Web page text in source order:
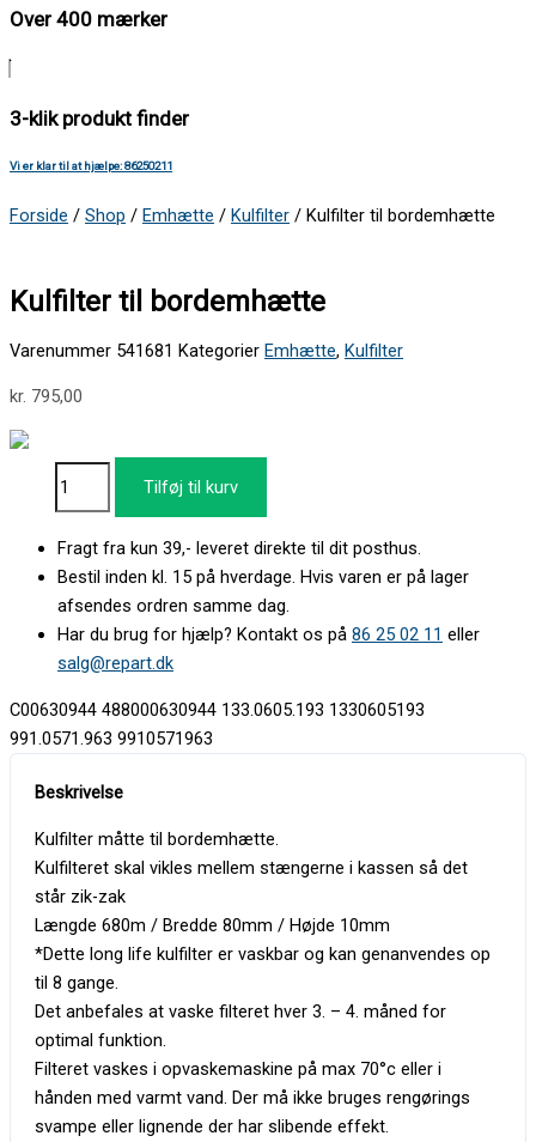
Over 400 mærker
3-klik produkt finder
Vi er klar til at hjælpe: 86250211
Forside / Shop / Emhætte / Kulfilter / Kulfilter til bordemhætte
Kulfilter til bordemhætte
Varenummer 541681 Kategorier Emhætte, Kulfilter
kr. 795,00
Tilføj til kurv
Fragt fra kun 39,- leveret direkte til dit posthus.
Bestil inden kl. 15 på hverdage. Hvis varen er på lager
afsendes ordren samme dag.
Har du brug for hjælp? Kontakt os på 86 25 02 11 eller
salg@repart.dk
C00630944 488000630944 133.0605.193 1330605193
991.0571.963 9910571963
Kulfilter måtte til bordemhætte.
Kulfilteret skal vikles mellem stængerne i kassen så det
står zik-zak
Længde 680m / Bredde 80mm / Højde 10mm
*Dette long life kulfilter er vaskbar og kan genanvendes op
til 8 gange.
Det anbefales at vaske filteret hver 3. – 4. måned for
optimal funktion.
Filteret vaskes i opvaskemaskine på max 70°c eller i
hånden med varmt vand. Der må ikke bruges rengørings
svampe eller lignende der har slibende effekt.